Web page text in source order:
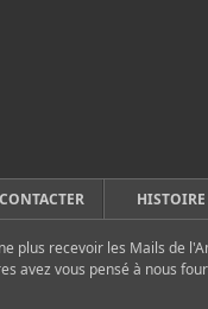
plus recevoir les Mails de
avez vous pensé à nous